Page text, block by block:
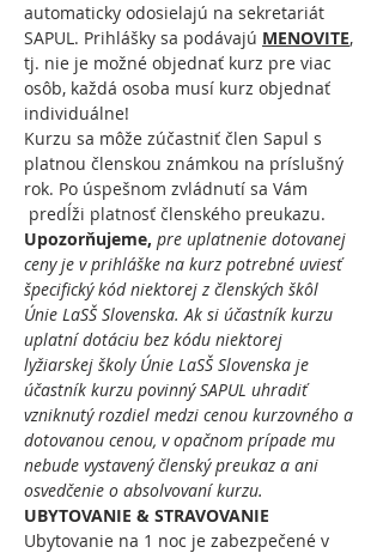
automaticky odosielajú na sekretariát
SAPUL. Prihlášky sa podávajú MENOVITE,
tj. nie je možné objednať kurz pre viac
osôb, každá osoba musí kurz objednať
individuálne!
Kurzu sa môže zúčastniť člen Sapul s
platnou členskou známkou na príslušný
rok. Po úspešnom zvládnutí sa Vám
predĺži platnosť členského preukazu.
Upozorňujeme, pre uplatnenie dotovanej
ceny je v prihláške na kurz potrebné uviesť
špecifický kód niektorej z členských škôl
Únie LaSŠ Slovenska. Ak si účastník kurzu
uplatní dotáciu bez kódu niektorej
lyžiarskej školy Únie LaSŠ Slovenska je
účastník kurzu povinný SAPUL uhradiť
vzniknutý rozdiel medzi cenou kurzovného a
dotovanou cenou, v opačnom prípade mu
nebude vystavený členský preukaz a ani
osvedčenie o absolvovaní kurzu.
UBYTOVANIE & STRAVOVANIE
Ubytovanie na 1 noc je zabezpečené v